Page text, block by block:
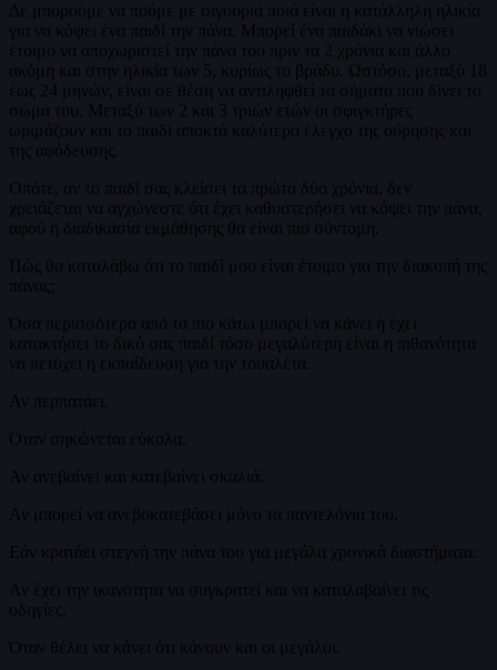
Δε μπορούμε να πούμε με σιγουριά ποιά είναι η κατάλληλη ηλικία
για να κόψει ένα παιδί την πάνα. Μπορεί ένα παιδάκι να νιώσει
έτοιμο να αποχωριστεί την πάνα του πριν τα 2 χρόνια και άλλο
ακόμη και στην ηλικία των 5, κυρίως το βράδυ. Ωστόσο, μεταξύ 18
έως 24 μηνών, είναι σε θέση να αντιληφθεί τα σήματα που δίνει το
σώμα του. Μεταξύ των 2 και 3 τριών ετών οι σφιγκτήρες
ωριμάζουν και το παιδί αποκτά καλύτερο έλεγχο της ούρησης και
της αφόδευσης.
Οπότε, αν το παιδί σας κλείσει τα πρώτα δύο χρόνια, δεν
χρειάζεται να αγχώνεστε ότι έχει καθυστερήσει να κόψει την πάνα,
αφού η διαδικασία εκμάθησης θα είναι πιο σύντομη.
Πώς θα καταλάβω ότι το παιδί μου είναι έτοιμο για την διακοπή της
πάνας;
Όσα περισσότερα από τα πιο κάτω μπορεί να κάνει ή έχει
κατακτήσει το δικό σας παιδί τόσο μεγαλύτερη είναι η πιθανότητα
να πετύχει η εκπαίδευση για την τουαλέτα.
Αν περπατάει.
Όταν σηκώνεται εύκολα.
Αν ανεβαίνει και κατεβαίνει σκαλιά.
Αν μπορεί να ανεβοκατεβάσει μόνο τα παντελόνια του.
Εάν κρατάει στεγνή την πάνα του για μεγάλα χρονικά διαστήματα.
Αν έχει την ικανότητα να συγκρατεί και να καταλαβαίνει τις
οδηγίες.
Όταν θέλει να κάνει ότι κάνουν και οι μεγάλοι.